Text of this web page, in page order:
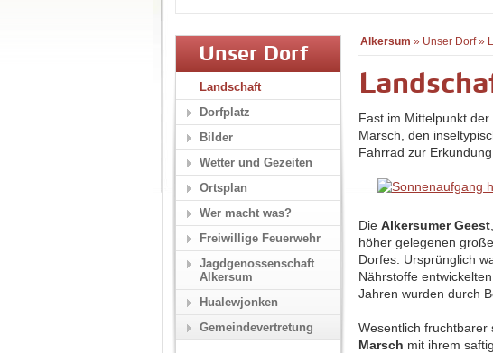
Alkersum » Unser Dorf»
Fast im Mittelpunkt
Marsch, den
Fahrrad zur
Die Alkersumer Geest
höher gelegenen
Dorfes. Ursprünglich
Nährstoffe
Jahren wurden durch
Wesentlich fruchtbarer
Marsch mit ihrem
Unser Dorf
Landschaft
Dorfplatz
Bilder
Wetter und Gezeiten
Ortsplan
Wer macht was?
Freiwillige Feuerwehr
Jagdgenossenschaft
Alkersum
Hualewjonken
Gemeindevertretung